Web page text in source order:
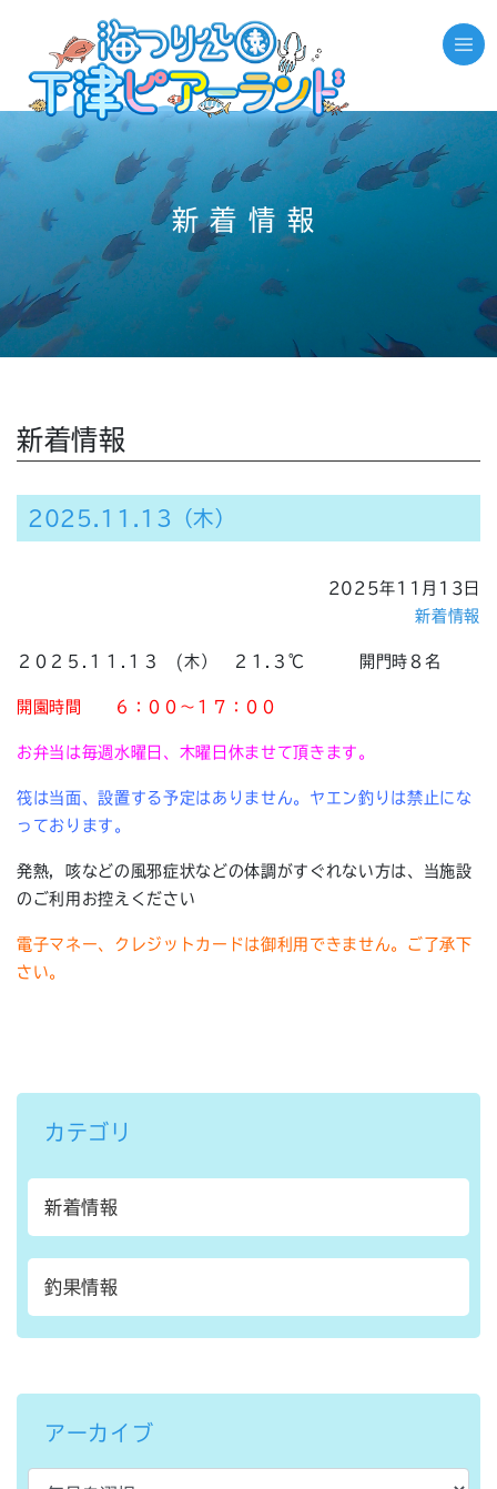
新着情報
新着情報
2025.11.13（木）
2025年11月13日
新着情報
２０２５.１１.１３ (木） ２１.３℃ 開門時８名
開園時間 ６：００～１７：００
お弁当は毎週水曜日、木曜日休ませて頂きます。
筏は当面、設置する予定はありません。ヤエン釣りは禁止にな
っております。
発熱，咳などの風邪症状などの体調がすぐれない方は、当施設
のご利用お控えください
電子マネー、クレジットカードは御利用できません。ご了承下
さい。
カテゴリ
新着情報
釣果情報
アーカイブ